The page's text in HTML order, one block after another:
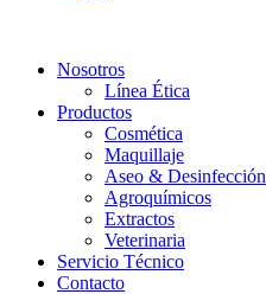
Nosotros
Línea Ética
Productos
Cosmética
Maquillaje
Aseo & Desinfección
Agroquímicos
Extractos
Veterinaria
Servicio Técnico
Contacto